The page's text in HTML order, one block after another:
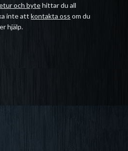
och bytehittar du all
inte attkontakta oss om du
hjälp.